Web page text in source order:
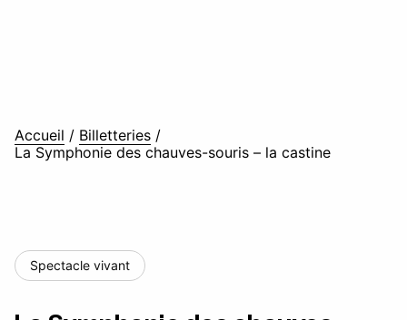
Accueil / Billetteries /
La Symphonie des chauves-souris – la castine
Spectacle vivant